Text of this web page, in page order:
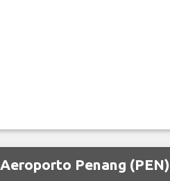
Penang (PEN)